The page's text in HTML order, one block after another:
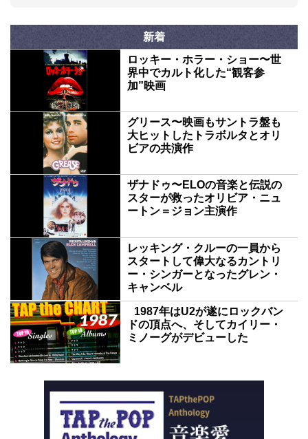
新着
ロッキー・ホラー・ショー〜世
界中でカルト化した“観客参
加”映画
グリース〜映画もサントラ盤も
大ヒットしたトラボルタとオリ
ビアの共演作
ザナドゥ〜ELOの音楽と伝説の
スターが救ったオリビア・ニュ
ートン＝ジョン主演作
レッキング・クルーの一員から
スタートして偉大なるカントリ
ー・シンガーとなったグレン・
キャンベル
1987年はU2が遂にロックバン
ドの頂点へ、そしてカイリー・
ミノーグがデビューした